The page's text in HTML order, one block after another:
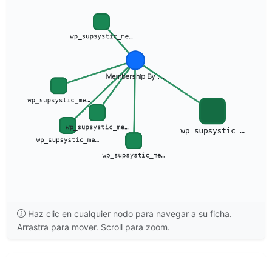
Haz clic en cualquier nodo para navegar a su ficha.
Arrastra para mover. Scroll para zoom.